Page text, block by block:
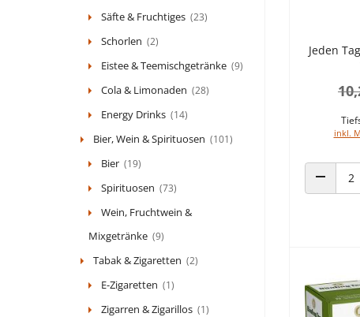
Säfte & Fruchtiges (23)
Schorlen (2)
Eistee & Teemischgetränke (9)
Cola & Limonaden (28)
Energy Drinks (14)
Bier, Wein & Spirituosen (101)
Bier (19)
Spirituosen (73)
Wein, Fruchtwein &
Mixgetränke (9)
Tabak & Zigaretten (2)
E-Zigaretten (1)
Zigarren & Zigarillos (1)
Jeden
inkl.
ANZAHL